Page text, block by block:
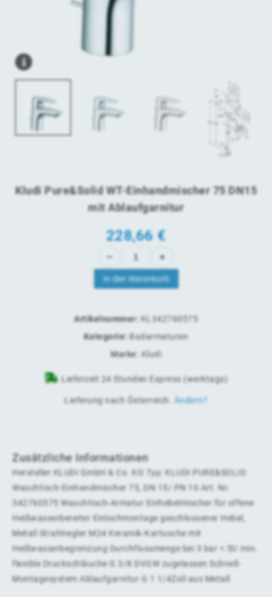
Kludi Pure&Solid WT-Einhandmischer 75 DN15
mit Ablaufgarnitur
228,66 €
In den Warenkorb
Artikelnummer: KL342760575
Kategorie: Badarmaturen
Marke: Kludi
Lieferzeit 24 Stunden Express (werktags)
Lieferung nach Österreich Ändern?
Zusätzliche Informationen
Hersteller KLUDI GmbH & Co. KG Typ: KLUDI PURE&SOLID
Waschtisch-Einhandmischer 75, DN 15/ PN 10 Art. Nr.
342760575 Waschtisch-Armatur Einhebelmischer für offene
Heißwasserbereiter Einlochmontage geschlossener Hebel,
Metall Strahlregler M24 Keramik-Kartusche mit
Heißwasserbegrenzung Durchflussmenge bei 3 bar = 5l/ min.
flexible Druckschläuche G 3/8 DVGW zugelassen Schnell-
Montagesystem Ablaufgarnitur G 1 1/4Zoll aus Metall